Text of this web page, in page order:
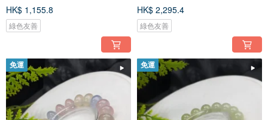
HK$ 1,155.8
綠色友善
HK$ 2,295.4
綠色友善
免運 免運